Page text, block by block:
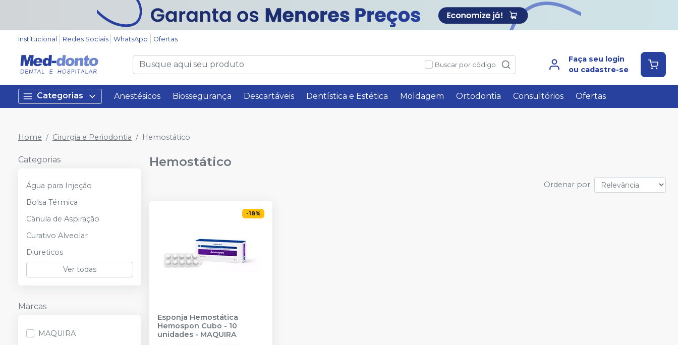
Institucional Redes Sociais WhatsApp Ofertas
Buscar por código
Faça seu login
ou cadastre-se
Categorias Anestésicos Biossegurança Descartáveis Dentística e Estética Moldagem Ortodontia Consultórios Ofertas
Home Cirurgia e Periodontia Hemostático
Categorias
Água para Injeção
Bolsa Térmica
Cânula de Aspiração
Curativo Alveolar
Diureticos
Ver todas
Marcas
MAQUIRA
Hemostático
Ordenar por
-18%
Esponja Hemostática
Hemospon Cubo - 10
unidades - MAQUIRA